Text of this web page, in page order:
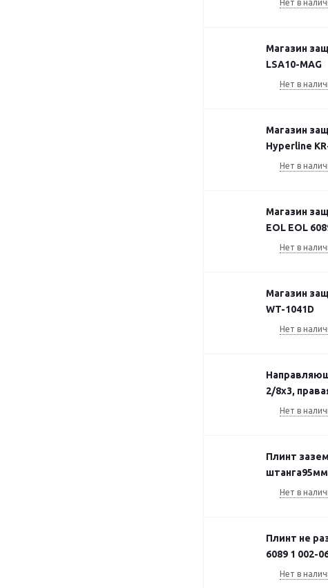
Нет в
Магазин
LSA10-MAG
Нет в
Магазин
Hyperline
Нет в
Магазин
EOL EOL
Нет в
Магазин
WT-1041D
Нет в
2/8x3,
Нет в
Плинт
штанга95мм
Нет в
Плинт не
6089 1 002-
Нет в